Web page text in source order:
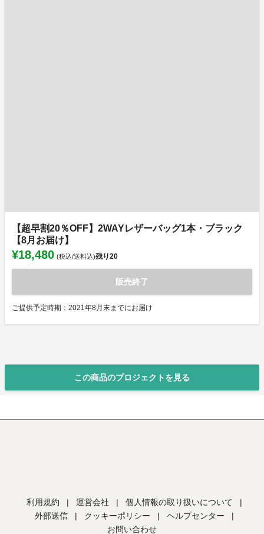
【超早割20％OFF】2WAYレザーバッグ1本・ブラック
【8月お届け】
¥18,480 (税込/送料込)残り20
販売終了
ご提供予定時期：2021年8月末までにお届け
この商品のプロジェクトを見る
利用規約 | 運営会社 | 個人情報の取り扱いについて
|
外部送信
| クッキーポリシー | ヘルプセンター
|
お問い合わせ